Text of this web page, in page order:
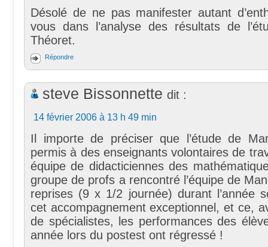
Désolé de ne pas manifester autant
vous dans l’analyse des résultats de
Théoret.
Répondre
steve Bissonnette dit :
14 février 2006 à 13 h 49 min
Il importe de préciser que l’étude de
permis à des enseignants volontaires de
équipe de didacticiennes des
groupe de profs a rencontré l’équipe de
reprises (9 x 1/2 journée) durant l’année
cet accompagnement exceptionnel, et ce,
de spécialistes, les performances des
année lors du postest ont régressé !